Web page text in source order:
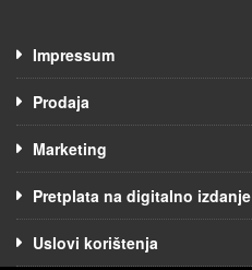
Impressum
Prodaja
Marketing
Pretplata na digitalno izdanje
Uslovi korištenja